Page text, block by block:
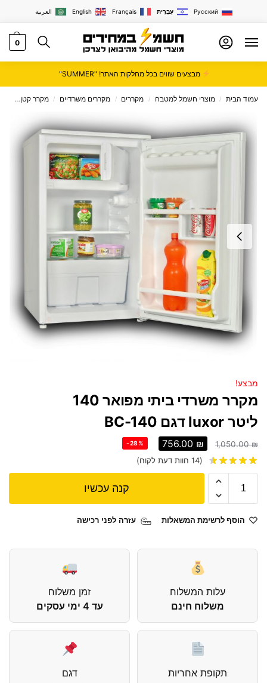
العربية English Français עִבְרִית Русский
0
מבצעים שווים בכל מחלקות האתר! "SUMMER"
עמוד הבית / מוצרי חשמל למטבח / מקררים / מקררים משרדיים / מקרר קטן
מבצע!
מקרר משרדי ביתי מפואר 140
ליטר luxor דגם BC-140
1,050.00₪
756.00 ₪
-28%
(
14 חוות דעת לקוח)
קנה עכשיו
הוסף לרשימת המשאלות עזרה לפני רכישה
עלות המשלוח
משלוח חינם
זמן משלוח
עד 4 ימי עסקים
תקופת אחריות
דגם